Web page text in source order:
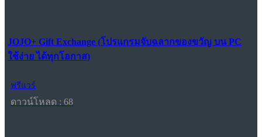
JOJO+ Gift Exchange (โปรแกรมจับฉลากของขวัญ บน PC
ใช้ง่าย ได้ทุกโอกาส)
ฟรีแวร์
ดาวน์โหลด : 68